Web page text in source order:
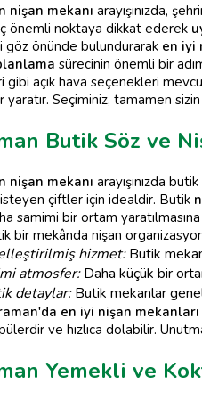
nişan mekanı arayışınızda,
önemli noktaya dikkat ederek
göz önünde bulundurarak en iyi
sürecinin önemli bir
gibi açık hava seçenekleri
Seçiminiz, tamamen
Butik Söz ve
nişan mekanı arayışınızda
çiftler için idealdir. Butik
samimi bir ortam
bir mekânda nişan
hizmet:Butik
atmosfer:Daha küçük bir
detaylar:Butik mekanlar
en iyi nişan mekanları
ve hızlıca dolabilir.
Yemekli ve